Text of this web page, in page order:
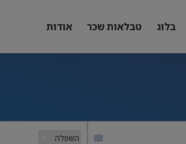
בלוג טבלאות שכר אודות
השפלה